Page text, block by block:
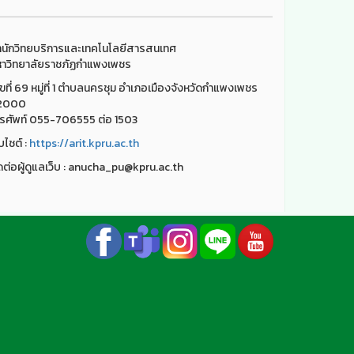
กวิทยบริการและเทคโนโลยีสารสนเทศ
วิทยาลัยราชภัฏกำแพงเพชร
ที่ 69 หมู่ที่ 1 ตำบลนครชุม อำเภอเมืองจังหวัดกำแพงเพชร
ศัพท์ 055-706555 ต่อ 1503
ไชต์ :https://arit.kpru.ac.th
อผู้ดูแลเว็บ : anucha_pu@kpru.ac.th